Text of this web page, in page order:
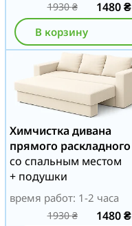
1930₴ 1480₴
В корзину
Химчистка дивана
прямого раскладного
со спальным местом
+ подушки
время работ: 1-2 часа
1930₴ 1480₴